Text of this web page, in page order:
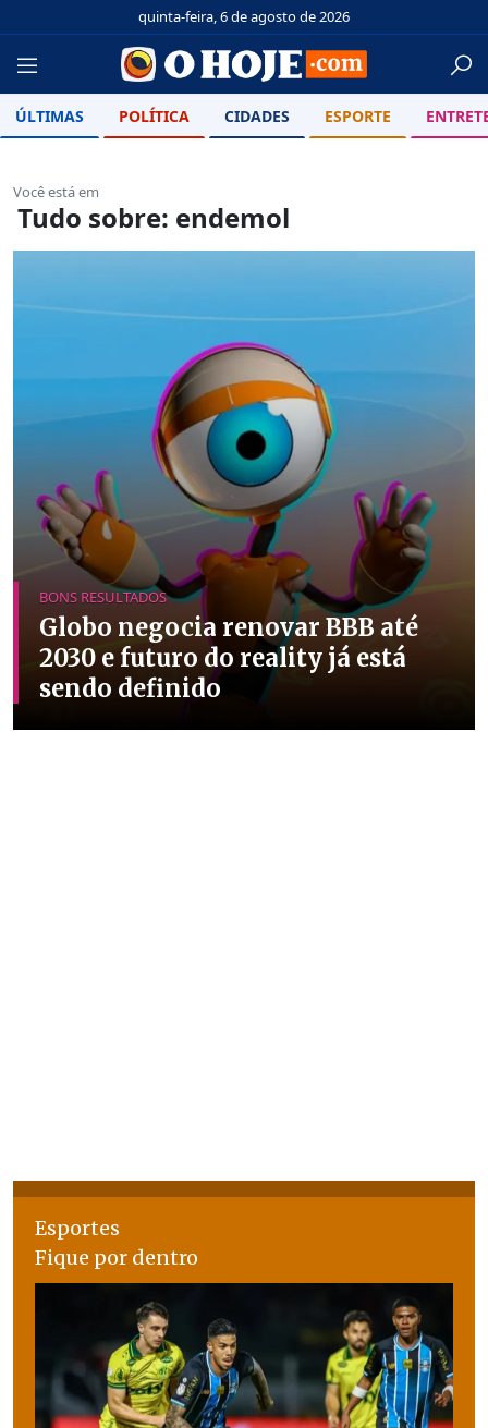
quinta-feira, 6 de agosto de 2026
ÚLTIMAS POLÍTICA CIDADES ESPORTE
Você está em
Tudo sobre: endemol
BONS RESULTADOS
Globo negocia renovar BBB até
2030 e futuro do reality já está
sendo definido
Esportes
Fique por dentro